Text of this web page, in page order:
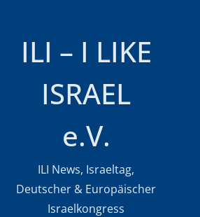
ILI – I LIKE
ISRAEL
e.V.
ILI News, Israeltag,
Deutscher & Europäischer
Israelkongress